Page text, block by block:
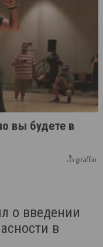
вы будете в
о введении
в